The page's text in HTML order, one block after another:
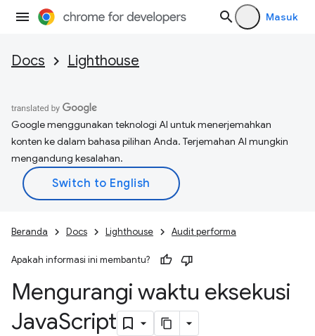
Masuk
Docs Lighthouse
Google menggunakan teknologi AI untuk menerjemahkan
konten ke dalam bahasa pilihan Anda. Terjemahan AI mungkin
mengandung kesalahan.
Beranda Docs Lighthouse Audit performa
Apakah informasi ini membantu?
Mengurangi waktu eksekusi
JavaScript